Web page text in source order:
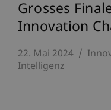
Grosses
Innovation
22. Mai 2024
Intelligenz